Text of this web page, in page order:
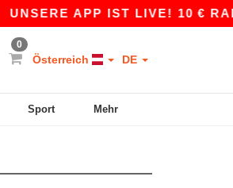
APP IST LIVE! 10 € RABATT
0
Österreich DE
Sport Mehr